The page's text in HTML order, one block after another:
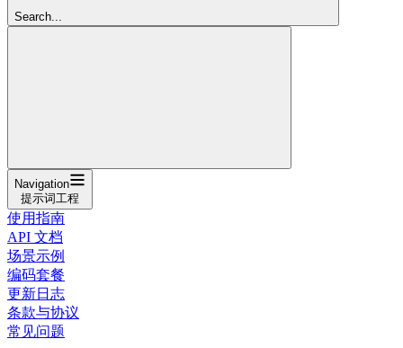
Search...
Navigation
提示词工程
使用指南
API 文档
场景示例
编码套餐
更新日志
条款与协议
常见问题